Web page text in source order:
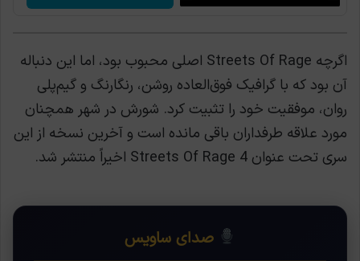
اگرچه Streets Of Rage اصلی محبوب بود، اما این دنباله
آن بود که با گرافیک فوق‌العاده روشن، رنگارنگ و گیم‌پلی
روان، موفقیت خود را تثبیت کرد. شورش در شهر همچنان
مورد علاقه طرفداران باقی مانده است و آخرین نسخه از این
سری تحت عنوان Streets Of Rage 4 اخیراً منتشر شد.
صدای ساویس